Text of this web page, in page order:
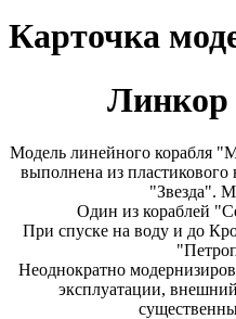
Карточка
Модель линейного корабля
выполнена из
"Звезда".
Один из кораблей
При спуске на воду и до
Неоднократно
эксплуатации,